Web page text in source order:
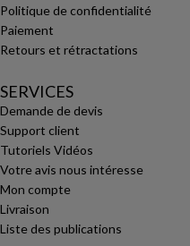
Politique de confidentialité
Paiement
Retours et rétractations
SERVICES
Demande de devis
Support client
Tutoriels Vidéos
Votre avis nous intéresse
Mon compte
Livraison
Liste des publications